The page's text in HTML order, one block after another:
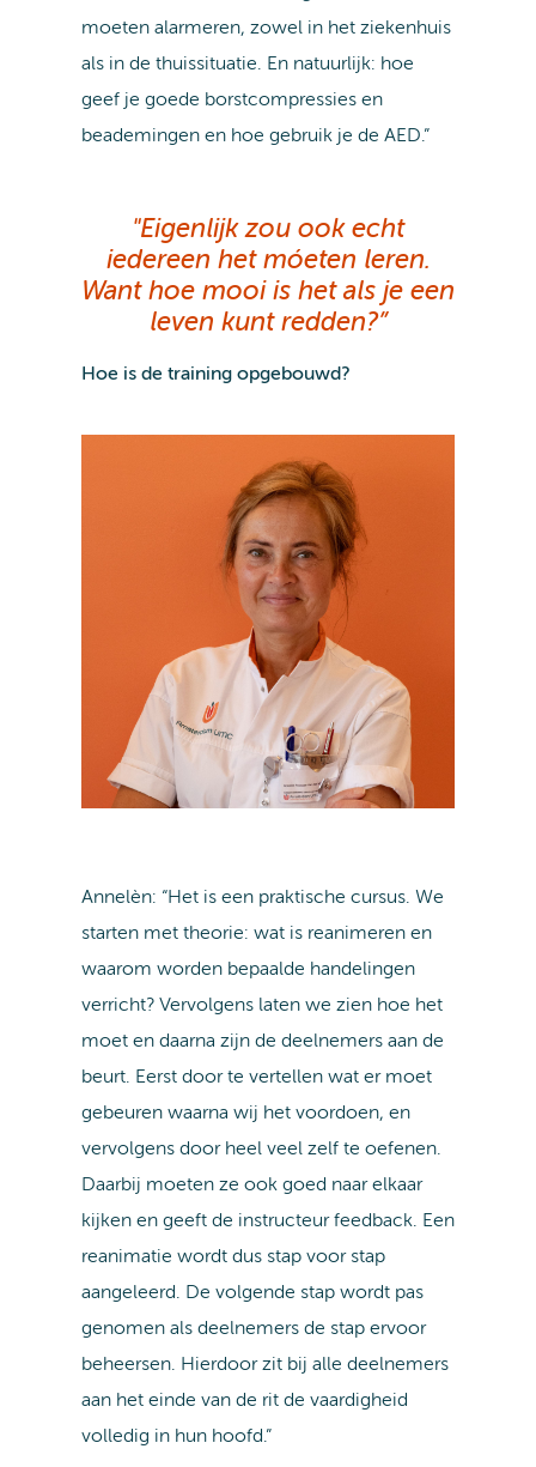
moeten alarmeren, zowel in het ziekenhuis
als in de thuissituatie. En natuurlijk: hoe
geef je goede borstcompressies en
beademingen en hoe gebruik je de AED.”
"Eigenlijk zou ook echt
iedereen het móeten leren.
Want hoe mooi is het als je een
leven kunt redden?”
Hoe is de training opgebouwd?
Annelèn: “Het is een praktische cursus. We
starten met theorie: wat is reanimeren en
waarom worden bepaalde handelingen
verricht? Vervolgens laten we zien hoe het
moet en daarna zijn de deelnemers aan de
beurt. Eerst door te vertellen wat er moet
gebeuren waarna wij het voordoen, en
vervolgens door heel veel zelf te oefenen.
Daarbij moeten ze ook goed naar elkaar
kijken en geeft de instructeur feedback. Een
reanimatie wordt dus stap voor stap
aangeleerd. De volgende stap wordt pas
genomen als deelnemers de stap ervoor
beheersen. Hierdoor zit bij alle deelnemers
aan het einde van de rit de vaardigheid
volledig in hun hoofd.”